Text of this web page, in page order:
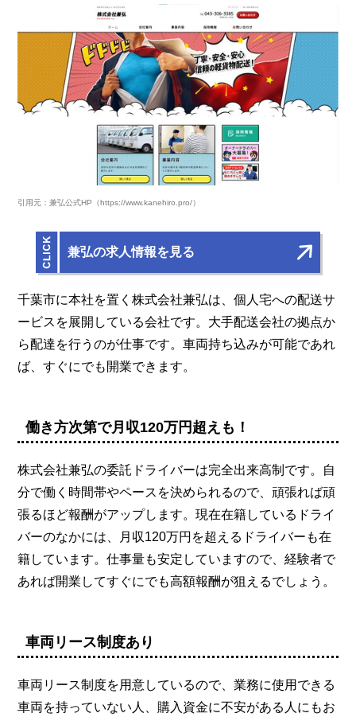
引用元：兼弘公式HP（https://www.kanehiro.pro/）
兼弘の求人情報を見る
千葉市に本社を置く株式会社兼弘は、個人宅への配送サ
ービスを展開している会社です。大手配送会社の拠点か
ら配達を行うのが仕事です。車両持ち込みが可能であれ
ば、すぐにでも開業できます。
働き方次第で月収120万円超えも！
株式会社兼弘の委託ドライバーは完全出来高制です。自
分で働く時間帯やペースを決められるので、頑張れば頑
張るほど報酬がアップします。現在在籍しているドライ
バーのなかには、月収120万円を超えるドライバーも在
籍しています。仕事量も安定していますので、経験者で
あれば開業してすぐにでも高額報酬が狙えるでしょう。
車両リース制度あり
車両リース制度を用意しているので、業務に使用できる
車両を持っていない人、購入資金に不安がある人にもお